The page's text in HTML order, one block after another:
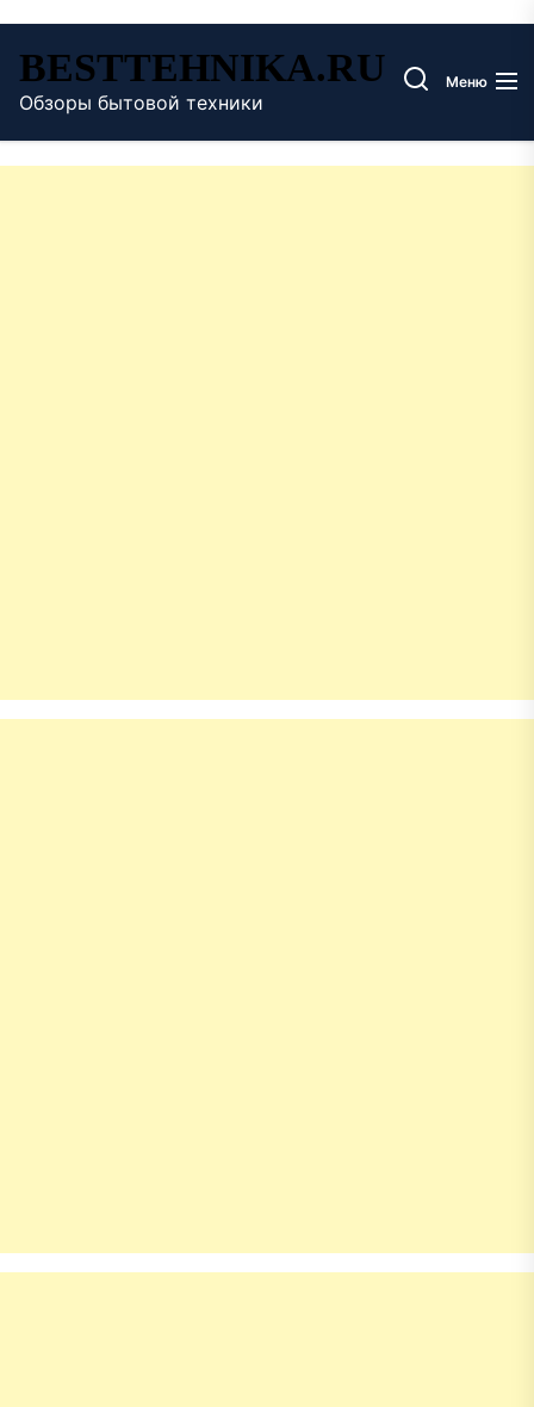
содержимому
BESTTEHNIKA.RU
Обзоры бытовой техники
Меню